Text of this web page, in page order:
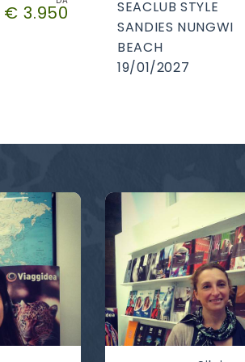
€ 3.950
SEACLUB STYLE
SANDIES NUNGWI
BEACH
19/01/2027